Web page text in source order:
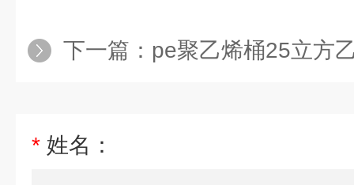
下一篇： pe聚乙烯桶25立方乙酸钠污
* 姓名：